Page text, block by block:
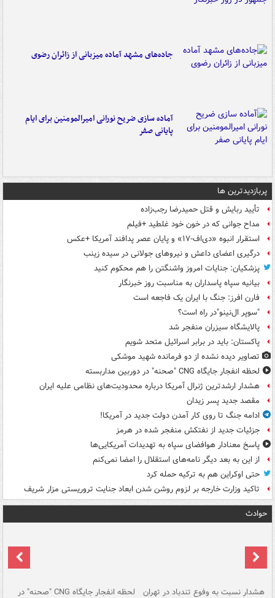
جاده‌های مشهد آماده میزبانی از زائران رضوی
آماده سازی ضریح نورانی امیرالمومنین برای ایام
پایانی صفر
پربازدیدترین ها
تأیید ربایش و قتل حمیدرضا رجب‌زاده
مداح جوانی که در خون خود غلطید +فیلم
استقرار انبوه «دی‌اف‑۱۷» و پایان عصر پدافند آمریکا +عکس
درگیری اعضای داعش و نیروهای جولانی در سیده زینب
پزشکیان: جنایات امروز واشنگتن را هم محکوم کنید
بیانیه سپاه پاسداران به مناسبت روز خبرنگار
فارن افرز: جنگ با ایران یک فاجعه است
"سوپر ال‌نینو"در راه است؟
پالایشگاه سیزران منفجر شد
پاکستان: باید در برابر اسرائیل متحد شویم
تصاویر دیده‌ نشده از دو فرمانده شهید موشکی
لحظه انفجار جایگاه CNG "صحنه" در دوربین مداربسته
هشدار ارشدترین ژنرال آمریکا درباره محدودیت‌های نظامی علیه ایران
مقصد جدید پسر زیدان
ادامه جنگ تا روی کار آمدن دولت جدید در آمریکا!
جزئیات جدید از نفتکش منفجر شده در هرمز
پاسخ معنادار هوافضای سپاه به تهدیدات آمریکایی‌ها
از این به بعد دیگر نامه‌های استقلال را امضا نمی‌کنم
حتی اوکراین هم به ترکیه حمله کرد
تاکید وزارت خارجه بر لزوم روشن شدن ابعاد جنایت تروریستی مزار شریف
حوادث
هشدار نسبت به وفوع تندباد در تهران لحظه انفجار جایگاه CNG "صحنه" در